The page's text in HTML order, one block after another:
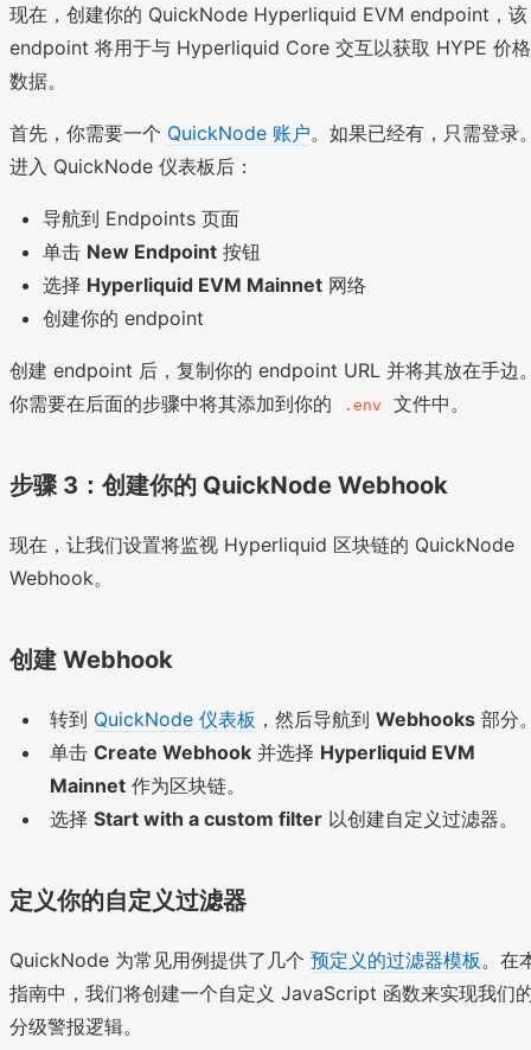
现在，创建你的 QuickNode Hyperliquid EVM endpoint，该
endpoint 将用于与 Hyperliquid Core 交互以获取 HYPE 价格
数据。
首先，你需要一个 QuickNode 账户。如果已经有，只需登录
进入 QuickNode 仪表板后：
导航到 Endpoints 页面
单击 New Endpoint 按钮
选择 Hyperliquid EVM Mainnet 网络
创建你的 endpoint
创建 endpoint 后，复制你的 endpoint URL 并将其放在手边
你需要在后面的步骤中将其添加到你的
.env 文件中。
步骤 3：创建你的 QuickNode Webhook
现在，让我们设置将监视 Hyperliquid 区块链的 QuickNode
Webhook。
创建 Webhook
转到 QuickNode 仪表板 ，然后导航到 Webhooks 部分
单击 Create Webhook 并选择 Hyperliquid EVM
Mainnet 作为区块链。
选择 Start with a custom filter 以创建自定义过滤器。
定义你的自定义过滤器
QuickNode 为常见用例提供了几个 预定义的过滤器模板 。在
指南中，我们将创建一个自定义 JavaScript 函数来实现我们
分级警报逻辑。